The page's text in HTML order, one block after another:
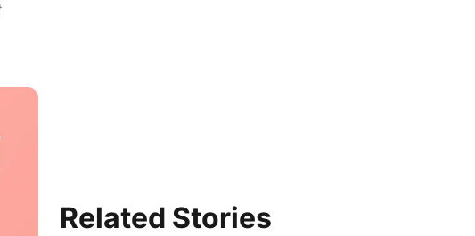
Related Stories